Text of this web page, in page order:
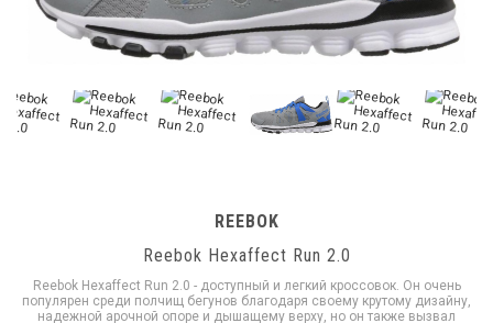
REEBOK
Reebok Hexaffect Run 2.0
Reebok Hexaffect Run 2.0 - доступный и легкий кроссовок. Он очень
популярен среди полчищ бегунов благодаря своему крутому дизайну,
надежной арочной опоре и дышащему верху, но он также вызвал